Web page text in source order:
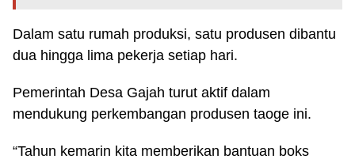
Dalam satu rumah produksi, satu produsen dibantu
dua hingga lima pekerja setiap hari.
Pemerintah Desa Gajah turut aktif dalam
mendukung perkembangan produsen taoge ini.
“Tahun kemarin kita memberikan bantuan boks